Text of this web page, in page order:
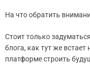
На что обратить
Стоит только
блога, как тут же
платформе строить